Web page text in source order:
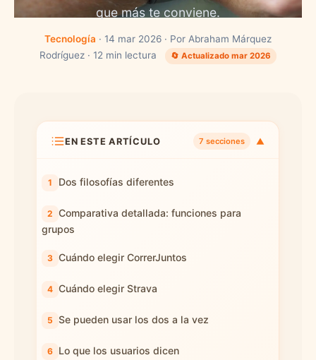
que más te conviene.
Tecnología · 14 mar 2026 · Por Abraham Márquez
Rodríguez · 12 min lectura
🔄 Actualizado mar 2026
EN ESTE ARTÍCULO 7 secciones ▼
Dos filosofías diferentes
Comparativa detallada: funciones para
grupos
Cuándo elegir CorrerJuntos
Cuándo elegir Strava
Se pueden usar los dos a la vez
Lo que los usuarios dicen